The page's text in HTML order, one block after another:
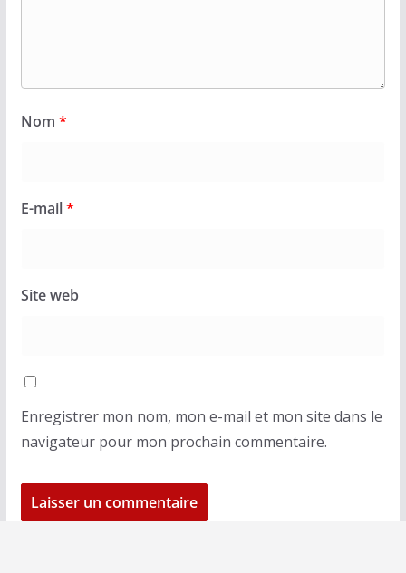
Nom *
E-mail*
Site web
Enregistrer mon nom, mon e-mail et mon site dans le
navigateur pour mon prochain commentaire.